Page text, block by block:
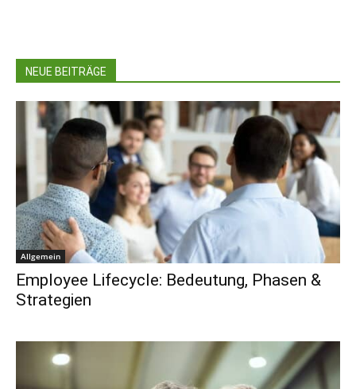
NEUE BEITRÄGE
Allgemein
Employee Lifecycle: Bedeutung, Phasen &
Strategien